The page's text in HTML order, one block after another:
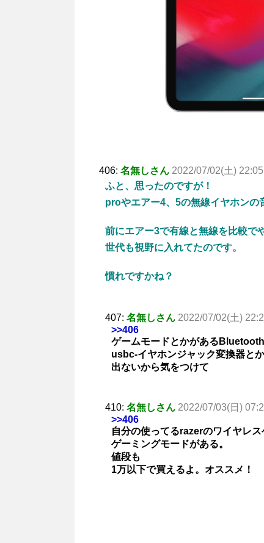
406: 名無しさん 2022/07/02(土)
ふと、思ったのですが！
proやエアー4、5の無線イヤホンの
前にエアー3で有線と無線を比較で
世代も視野に入れてたのです。
慣れですかね？
407: 名無しさん 2022/07/02(土)
>>406
ゲームモードとかがある
usbc-イヤホンジャック変換器と
出ないから気をつけて
410: 名無しさん 2022/07/03(日)
>>406
自分の使ってるrazerのワイヤレ
ゲーミングモードがある。
値段も
1万以下で買えるよ。オススメ！